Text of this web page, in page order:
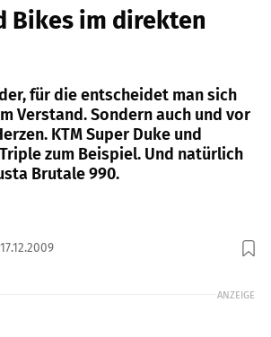
Bikes im direkten
für die entscheidet man sich
Verstand. Sondern auch und vor
KTM Super Duke und
zum Beispiel. Und natürlich
Brutale 990.
Foto: fact
ANZEIGE